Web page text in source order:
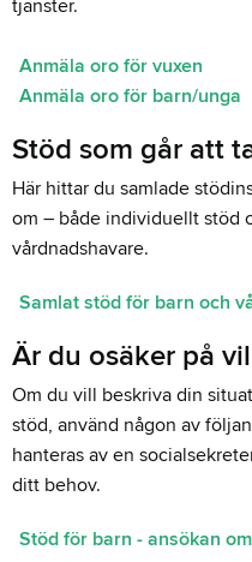
tjänster.
Anmäla oro för vuxen
Anmäla oro för barn/unga
Stöd som går att
Här hittar du samlade
om – både individuellt stöd
vårdnadshavare.
Samlat stöd för barn och
Är du osäker på
Om du vill beskriva din
stöd, använd någon av
hanteras av en
ditt behov.
Stöd för barn - ansökan